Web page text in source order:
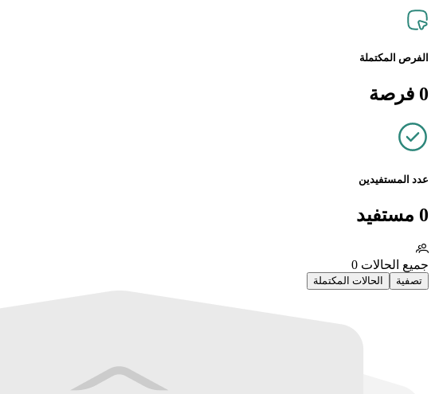
الفرص المكتملة
0 فرصة
عدد المستفيدين
0 مستفيد
جميع الحالات
تصفية الحالات المكتملة